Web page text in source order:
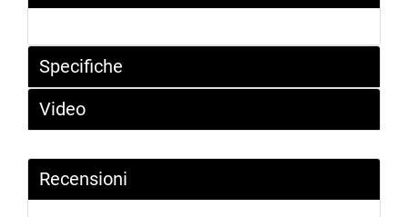
Specifiche
Video
Recensioni